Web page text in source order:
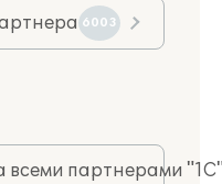
6003
всеми партнерами